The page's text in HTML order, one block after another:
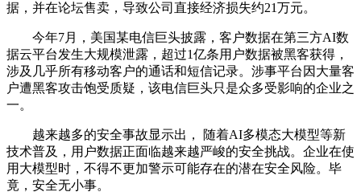
据，并在论坛售卖，导致公司直接经济损失约21万元。
今年7月，美国某电信巨头披露，客户数据在第三方AI数
据云平台发生大规模泄露，超过1亿条用户数据被黑客获得，
涉及几乎所有移动客户的通话和短信记录。涉事平台因大量客
户遭黑客攻击饱受质疑，该电信巨头只是众多受影响的企业之
一。
越来越多的安全事故显示出， 随着AI多模态大模型等新
技术普及，用户数据正面临越来越严峻的安全挑战。企业在使
用大模型时，不得不更加警示可能存在的潜在安全风险。毕
竟，安全无小事。